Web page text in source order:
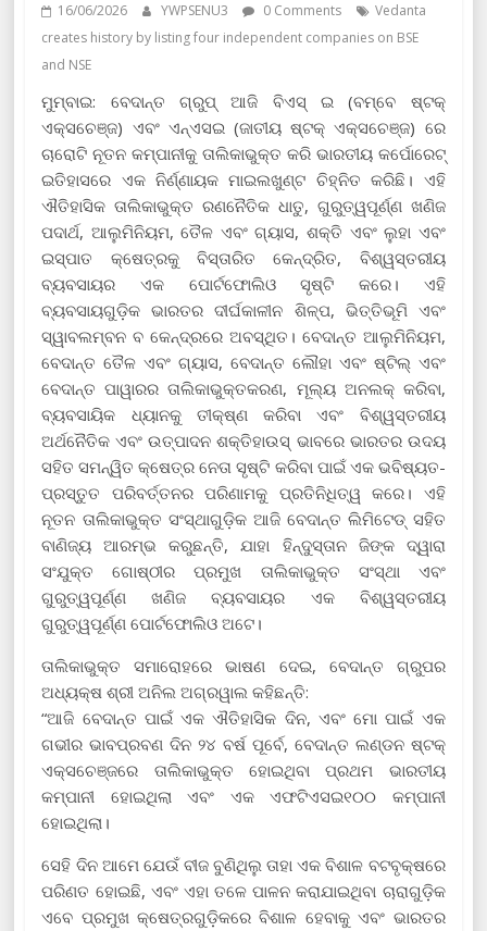
16/06/2026 YWPSENU3 0 Comments
Vedanta
creates history by listing four independent companies on BSE
and NSE
ମୁମ୍ବାଇ: ବେଦାନ୍ତ ଗ୍ରୁପ୍ ଆଜି ବିଏସ୍ ଇ (ବମ୍ବେ ଷ୍ଟକ୍
ଏକ୍ସଚେଞ୍ଜ) ଏବଂ ଏନ୍ଏସଇ (ଜାତୀୟ ଷ୍ଟକ୍ ଏକ୍ସଚେଞ୍ଜ) ରେ
ଚାରୋଟି ନୂତନ କମ୍ପାନୀକୁ ତାଲିକାଭୁକ୍ତ କରି ଭାରତୀୟ କର୍ପୋରେଟ୍
ଇତିହାସରେ ଏକ ନିର୍ଣ୍ଣାୟକ ମାଇଲଖୁଣ୍ଟ ଚିହ୍ନିତ କରିଛି। ଏହି
ଐତିହାସିକ ତାଲିକାଭୁକ୍ତ ରଣନୈତିକ ଧାତୁ, ଗୁରୁତ୍ୱପୂର୍ଣ୍ଣ ଖଣିଜ
ପଦାର୍ଥ, ଆଲୁମିନିୟମ, ତୈଳ ଏବଂ ଗ୍ୟାସ, ଶକ୍ତି ଏବଂ ଲୁହା ଏବଂ
ଇସ୍ପାତ କ୍ଷେତ୍ରକୁ ବିସ୍ତାରିତ କେନ୍ଦ୍ରିତ, ବିଶ୍ୱସ୍ତରୀୟ
ବ୍ୟବସାୟର ଏକ ପୋର୍ଟଫୋଲିଓ ସୃଷ୍ଟି କରେ। ଏହି
ବ୍ୟବସାୟଗୁଡ଼ିକ ଭାରତର ଦୀର୍ଘକାଳୀନ ଶିଳ୍ପ, ଭିତ୍ତିଭୂମି ଏବଂ
ସ୍ୱାବଲମ୍ବନ ବ କେନ୍ଦ୍ରରେ ଅବସ୍ଥିତ। ବେଦାନ୍ତ ଆଲୁମିନିୟମ,
ବେଦାନ୍ତ ତୈଳ ଏବଂ ଗ୍ୟାସ, ବେଦାନ୍ତ ଲୌହା ଏବଂ ଷ୍ଟିଲ୍ ଏବଂ
ବେଦାନ୍ତ ପାୱାରର ତାଲିକାଭୁକ୍ତକରଣ, ମୂଲ୍ୟ ଅନଲକ୍ କରିବା,
ବ୍ୟବସାୟିକ ଧ୍ୟାନକୁ ତୀକ୍ଷ୍ଣ କରିବା ଏବଂ ବିଶ୍ୱସ୍ତରୀୟ
ଅର୍ଥନୈତିକ ଏବଂ ଉତ୍ପାଦନ ଶକ୍ତିହାଉସ୍ ଭାବରେ ଭାରତର ଉଦୟ
ସହିତ ସମନ୍ୱିତ କ୍ଷେତ୍ର ନେତା ସୃଷ୍ଟି କରିବା ପାଇଁ ଏକ ଭବିଷ୍ୟତ-
ପ୍ରସ୍ତୁତ ପରିବର୍ତ୍ତନର ପରିଣାମକୁ ପ୍ରତିନିଧିତ୍ୱ କରେ। ଏହି
ନୂତନ ତାଲିକାଭୁକ୍ତ ସଂସ୍ଥାଗୁଡ଼ିକ ଆଜି ବେଦାନ୍ତ ଲିମିଟେଡ୍ ସହିତ
ବାଣିଜ୍ୟ ଆରମ୍ଭ କରୁଛନ୍ତି, ଯାହା ହିନ୍ଦୁସ୍ତାନ ଜିଙ୍କ ଦ୍ୱାରା
ସଂଯୁକ୍ତ ଗୋଷ୍ଠୀର ପ୍ରମୁଖ ତାଲିକାଭୁକ୍ତ ସଂସ୍ଥା ଏବଂ
ଗୁରୁତ୍ୱପୂର୍ଣ୍ଣ ଖଣିଜ ବ୍ୟବସାୟର ଏକ ବିଶ୍ୱସ୍ତରୀୟ
ଗୁରୁତ୍ୱପୂର୍ଣ୍ଣ ପୋର୍ଟଫୋଲିଓ ଅଟେ।
ତାଲିକାଭୁକ୍ତ ସମାରୋହରେ ଭାଷଣ ଦେଇ, ବେଦାନ୍ତ ଗ୍ରୁପର
ଅଧ୍ୟକ୍ଷ ଶ୍ରୀ ଅନିଲ ଅଗ୍ରୱାଲ କହିଛନ୍ତି:
“ଆଜି ବେଦାନ୍ତ ପାଇଁ ଏକ ଐତିହାସିକ ଦିନ, ଏବଂ ମୋ ପାଇଁ ଏକ
ଗଭୀର ଭାବପ୍ରବଣ ଦିନ ୨୪ ବର୍ଷ ପୂର୍ବେ, ବେଦାନ୍ତ ଲଣ୍ଡନ ଷ୍ଟକ୍
ଏକ୍ସଚେଞ୍ଜରେ ତାଲିକାଭୁକ୍ତ ହୋଇଥିବା ପ୍ରଥମ ଭାରତୀୟ
କମ୍ପାନୀ ହୋଇଥିଲା ଏବଂ ଏକ ଏଫଟିଏସଇ୧୦୦ କମ୍ପାନୀ
ହୋଇଥିଲା।
ସେହି ଦିନ ଆମେ ଯେଉଁ ବୀଜ ବୁଣିଥିଲୁ ତାହା ଏକ ବିଶାଳ ବଟବୃକ୍ଷରେ
ପରିଣତ ହୋଇଛି, ଏବଂ ଏହା ତଳେ ପାଳନ କରାଯାଇଥିବା ଚାରାଗୁଡ଼ିକ
ଏବେ ପ୍ରମୁଖ କ୍ଷେତ୍ରଗୁଡ଼ିକରେ ବିଶାଳ ହେବାକୁ ଏବଂ ଭାରତର